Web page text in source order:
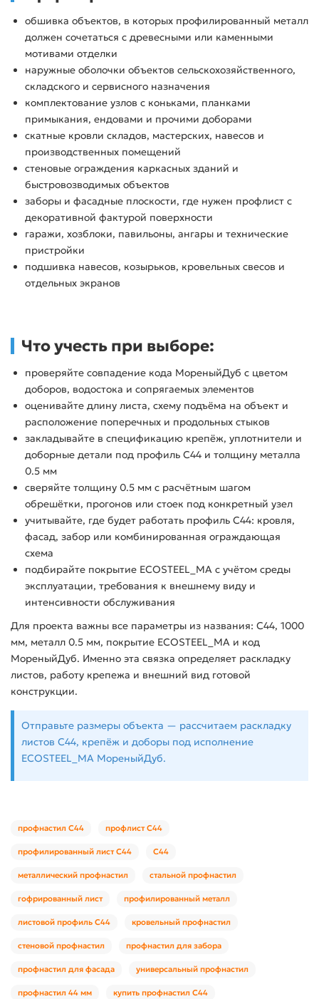
обшивка объектов, в которых профилированный металл
должен сочетаться с древесными или каменными
мотивами отделки
наружные оболочки объектов сельскохозяйственного,
складского и сервисного назначения
комплектование узлов с коньками, планками
примыкания, ендовами и прочими доборами
скатные кровли складов, мастерских, навесов и
производственных помещений
стеновые ограждения каркасных зданий и
быстровозводимых объектов
заборы и фасадные плоскости, где нужен профлист с
декоративной фактурой поверхности
гаражи, хозблоки, павильоны, ангары и технические
пристройки
подшивка навесов, козырьков, кровельных свесов и
отдельных экранов
Что учесть при выборе:
проверяйте совпадение кода МореныйДуб с цветом
доборов, водостока и сопрягаемых элементов
оценивайте длину листа, схему подъёма на объект и
расположение поперечных и продольных стыков
закладывайте в спецификацию крепёж, уплотнители и
доборные детали под профиль С44 и толщину металла
0.5 мм
сверяйте толщину 0.5 мм с расчётным шагом
обрешётки, прогонов или стоек под конкретный узел
учитывайте, где будет работать профиль С44: кровля,
фасад, забор или комбинированная ограждающая
схема
подбирайте покрытие ECOSTEEL_MA с учётом среды
эксплуатации, требования к внешнему виду и
интенсивности обслуживания
Для проекта важны все параметры из названия: С44, 1000
мм, металл 0.5 мм, покрытие ECOSTEEL_MA и код
МореныйДуб. Именно эта связка определяет раскладку
листов, работу крепежа и внешний вид готовой
конструкции.
Отправьте размеры объекта — рассчитаем раскладку
листов С44, крепёж и доборы под исполнение
ECOSTEEL_MA МореныйДуб.
профнастил С44 профлист С44
профилированный лист С44 С44
металлический профнастил стальной профнастил
гофрированный лист профилированный металл
листовой профиль С44 кровельный профнастил
стеновой профнастил профнастил для забора
профнастил для фасада универсальный профнастил
профнастил 44 мм купить профнастил С44